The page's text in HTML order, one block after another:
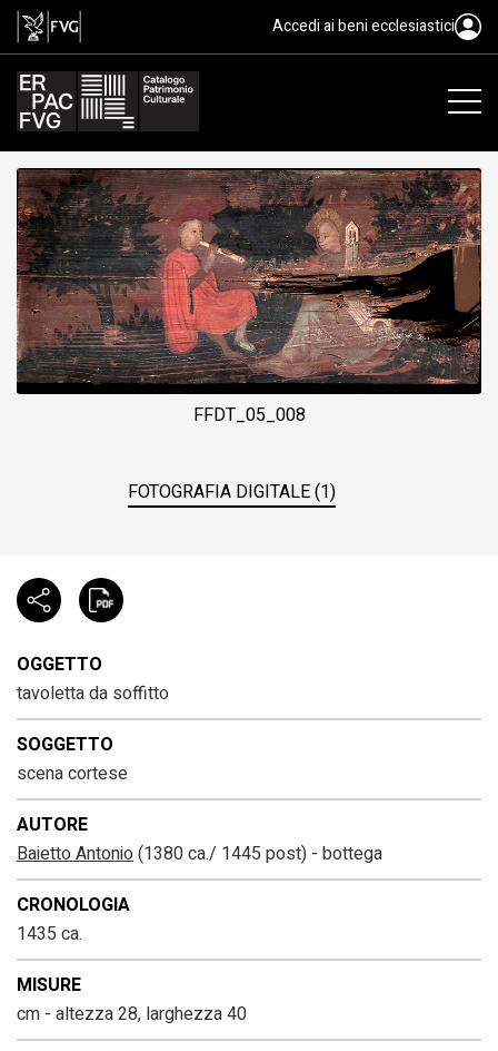
tavoletta da soffitto, Baietto
Accedi ai beni ecclesiastici
FFDT_05_008
FOTOGRAFIA DIGITALE (1)
OGGETTO
tavoletta da soffitto
SOGGETTO
scena cortese
AUTORE
Baietto Antonio(1380 ca./ 1445 post) - bottega
CRONOLOGIA
1435 ca.
MISURE
cm - altezza 28, larghezza 40